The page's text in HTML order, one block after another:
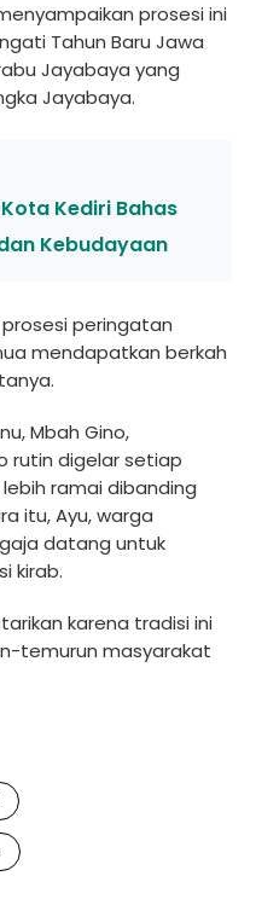
prosesi ini
Tahun Baru Jawa
Jayabaya yang
Jayabaya.
Kediri Bahas
Kebudayaan
peringatan
mendapatkan berkah
Mbah Gino,
rutin digelar setiap
ramai dibanding
itu, Ayu, warga
datang untuk
kirab.
karena tradisi ini
temurun masyarakat